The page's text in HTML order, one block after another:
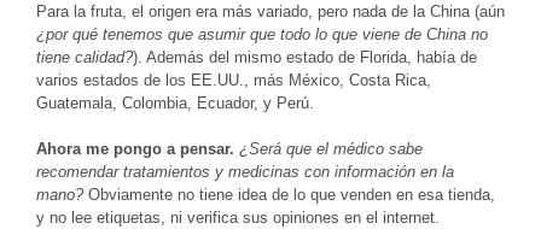
Para la fruta, el origen era más variado, pero nada de la China (aún
¿por qué tenemos que asumir que todo lo que viene de China no
tiene calidad?). Además del mismo estado de Florida, había de
varios estados de los EE.UU., más México, Costa Rica,
Guatemala, Colombia, Ecuador, y Perú.
Ahora me pongo a pensar. ¿Será que el médico sabe
recomendar tratamientos y medicinas con información en la
mano? Obviamente no tiene idea de lo que venden en esa tienda,
y no lee etiquetas, ni verifica sus opiniones en el internet.